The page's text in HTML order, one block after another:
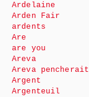
Ardelaine
Arden Fair
ardents
Are
are you
Areva
Areva pencherait
Argent
Argenteuil